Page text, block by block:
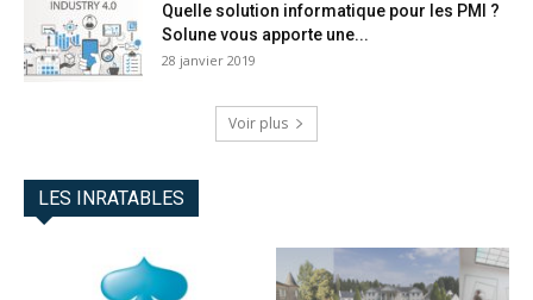
Quelle solution informatique pour les PMI ?
Solune vous apporte une...
28 janvier 2019
Voir plus
LES INRATABLES